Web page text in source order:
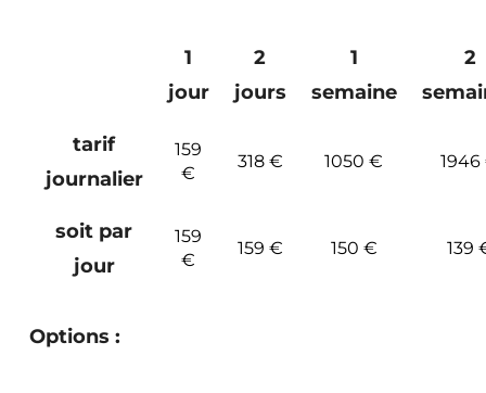
1
jour
2
jours
1
semaine
2
tarif
journalier
159
€
318 € 1050 €
soit par
jour
159
€
159 € 150 € 139
Options :